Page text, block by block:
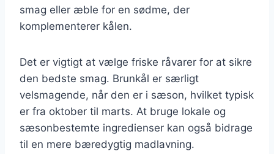
smag eller æble for en sødme, der
komplementerer kålen.
Det er vigtigt at vælge friske råvarer for at sikre
den bedste smag. Brunkål er særligt
velsmagende, når den er i sæson, hvilket typisk
er fra oktober til marts. At bruge lokale og
sæsonbestemte ingredienser kan også bidrage
til en mere bæredygtig madlavning.